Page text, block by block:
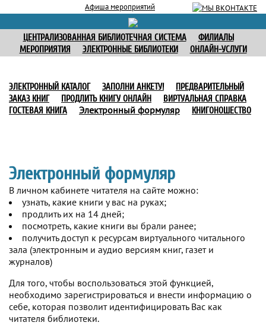
Афиша мероприятий
ЦЕНТРАЛИЗОВАННАЯ БИБЛИОТЕЧНАЯ СИСТЕМА
ФИЛИАЛЫ
МЕРОПРИЯТИЯ
ЭЛЕКТРОННЫЕ БИБЛИОТЕКИ ОНЛАЙН-УСЛУГИ
ЭЛЕКТРОННЫЙ КАТАЛОГ ЗАПОЛНИ АНКЕТУ!
ПРЕДВАРИТЕЛЬНЫЙ
ЗАКАЗ КНИГ
ПРОДЛИТЬ КНИГУ ОНЛАЙН
ВИРТУАЛЬНАЯ СПРАВКА
ГОСТЕВАЯ КНИГА
Электронный формуляр КНИГОНОШЕСТВО
Электронный формуляр
В личном кабинете читателя на сайте можно:
узнать, какие книги у вас на руках;
продлить их на 14 дней;
посмотреть, какие книги вы брали ранее;
получить доступ к ресурсам виртуального читального
зала (электронным и аудио версиям книг, газет и
журналов)
Для того, чтобы воспользоваться этой функцией,
необходимо зарегистрироваться и внести информацию о
себе, которая позволит идентифицировать Вас как
читателя библиотеки.